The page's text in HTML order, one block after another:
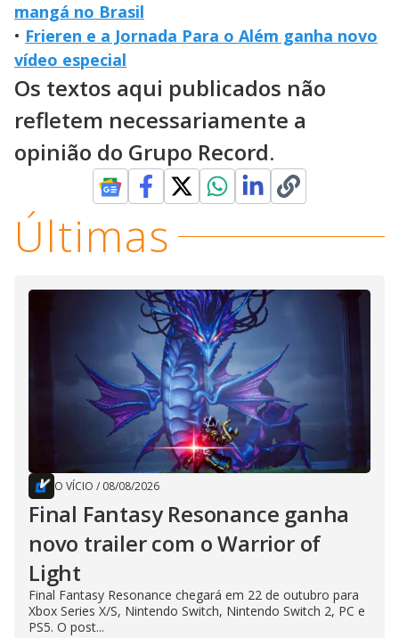
mangá no Brasil
• Frieren e a Jornada Para o Além ganha novo
vídeo especial
Os textos aqui publicados não
refletem necessariamente a
opinião do Grupo Record.
Últimas
O VÍCIO / 08/08/2026
Final Fantasy Resonance ganha
novo trailer com o Warrior of
Light
Final Fantasy Resonance chegará em 22 de outubro para
Xbox Series X/S, Nintendo Switch, Nintendo Switch 2, PC e
PS5. O post...